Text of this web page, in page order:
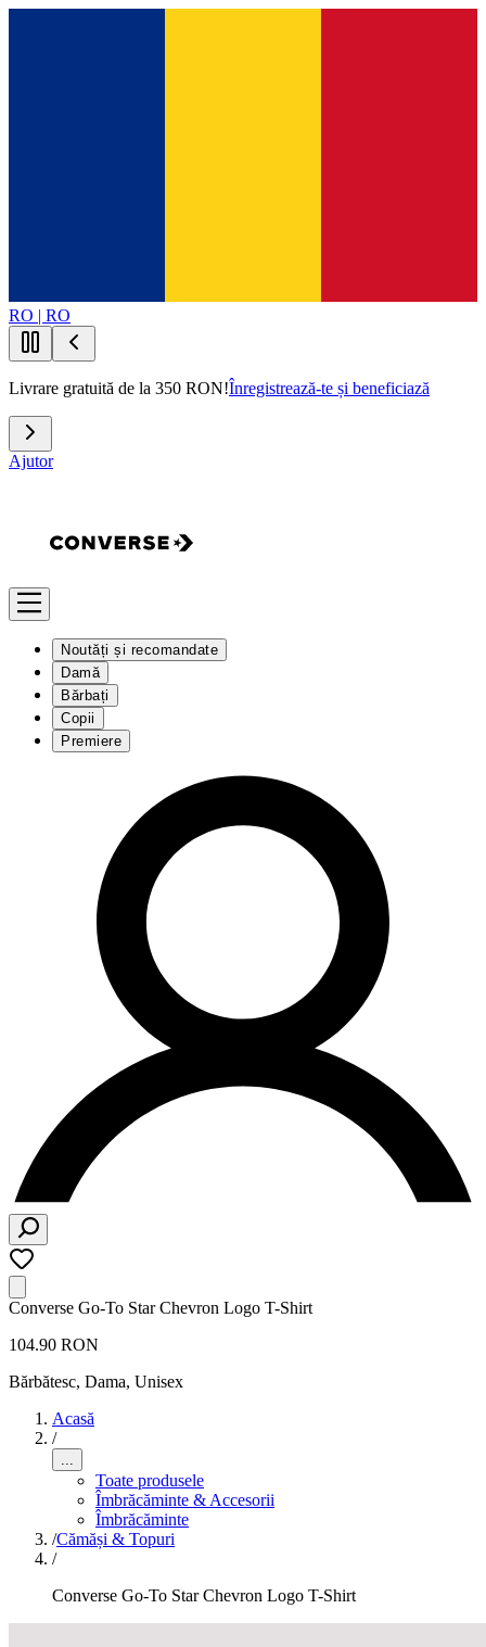
RO | RO
Livrare gratuită de la 350 RON!Înregistrează-te și beneficiază
Ajutor
Noutăți și recomandate
Damă
Bărbați
Copii
Premiere
Converse Go-To Star Chevron Logo T-Shirt
104.90 RON
Bărbătesc, Dama, Unisex
Acasă
/
...
Toate produsele
Îmbrăcăminte & Accesorii
Îmbrăcăminte
/Cămăși & Topuri
/
Converse Go-To Star Chevron Logo T-Shirt